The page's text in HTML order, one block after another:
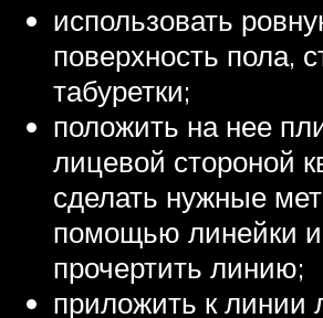
использовать
поверхность пола,
табуретки;
положить на нее
лицевой стороной
сделать нужные
помощью линейки
прочертить линию;
приложить к линии